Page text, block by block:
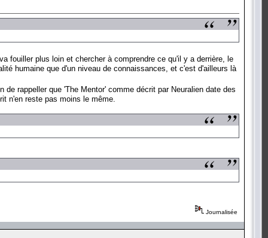
fouiller plus loin et chercher à comprendre ce qu'il y a derrière, le
humaine que d'un niveau de connaissances, et c'est d'ailleurs là
rappeller que 'The Mentor' comme décrit par Neuralien date des
n'en reste pas moins le même.
Journalisée